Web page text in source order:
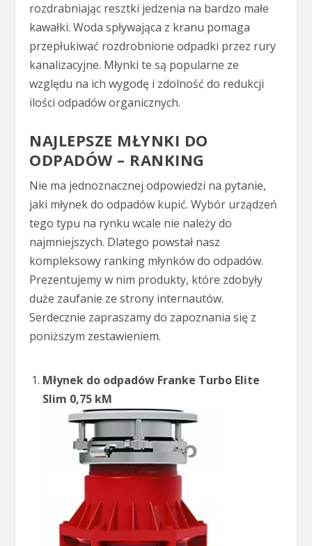
rozdrabniając resztki jedzenia na bardzo małe
kawałki. Woda spływająca z kranu pomaga
przepłukiwać rozdrobnione odpadki przez rury
kanalizacyjne. Młynki te są popularne ze
względu na ich wygodę i zdolność do redukcji
ilości odpadów organicznych.
NAJLEPSZE MŁYNKI DO
ODPADÓW – RANKING
Nie ma jednoznacznej odpowiedzi na pytanie,
jaki młynek do odpadów kupić. Wybór urządzeń
tego typu na rynku wcale nie należy do
najmniejszych. Dlatego powstał nasz
kompleksowy ranking młynków do odpadów.
Prezentujemy w nim produkty, które zdobyły
duże zaufanie ze strony internautów.
Serdecznie zapraszamy do zapoznania się z
poniższym zestawieniem.
Młynek do odpadów Franke Turbo Elite
Slim 0,75 kM